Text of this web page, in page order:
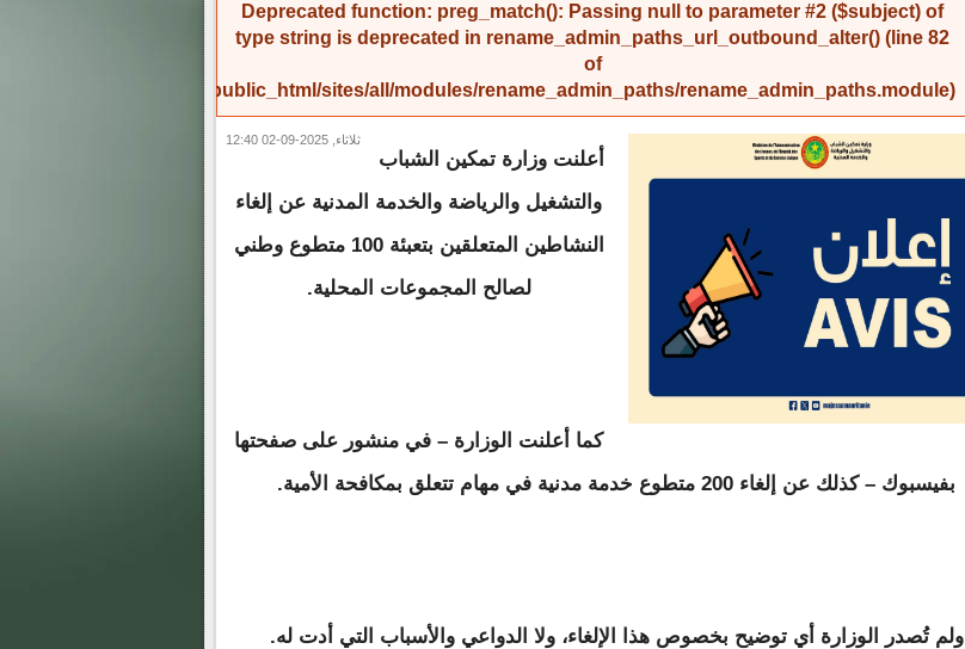
رسالة الخطأ Deprecated function: preg_match(): Passing null to parameter #2 ($subject) of
type string is deprecated in rename_admin_paths_url_outbound_alter() (line 82
of
/home/amicinf1/public_html/sites/all/modules/rename_admin_paths/rename_admin_paths.module).
ثلاثاء, 2025-09-02 12:40
أعلنت وزارة تمكين الشباب
والتشغيل والرياضة والخدمة المدنية عن إلغاء
النشاطين المتعلقين بتعبئة 100 متطوع وطني
لصالح المجموعات المحلية.
كما أعلنت الوزارة – في منشور على صفحتها
بفيسبوك – كذلك عن إلغاء 200 متطوع خدمة مدنية في مهام تتعلق بمكافحة الأمية.
ولم تُصدر الوزارة أي توضيح بخصوص هذا الإلغاء، ولا الدواعي والأسباب التي أدت له.